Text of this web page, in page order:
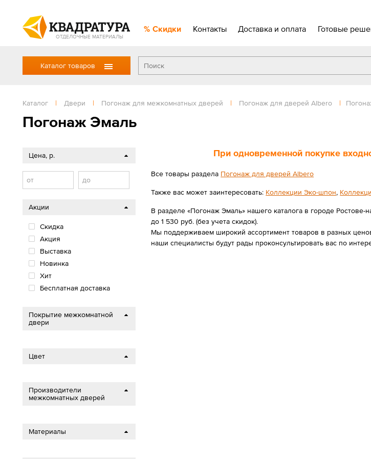
ОТДЕЛОЧНЫЕ МАТЕРИАЛЫ
Скидки Контакты Доставка и оплата Готовые
Каталог товаров
Каталог | Двери | Погонаж для межкомнатных дверей | Погонаж для дверей Albero |
Погонаж Эмаль
При одновременной покупке
Все товары раздела Погонаж для дверей Albero
Также вас может заинтересовать: Коллекции Эко-шпон,
В разделе «Погонаж Эмаль» нашего каталога в городе
до 1 530 руб. (без учета скидок).
Мы поддерживаем широкий ассортимент товаров в разных
наши специалисты будут рады проконсультировать вас по
Цена, р.
от до
Акции
Скидка
Акция
Выставка
Новинка
Хит
Бесплатная доставка
Покрытие межкомнатной
двери
Цвет
Производители
межкомнатных дверей
Материалы